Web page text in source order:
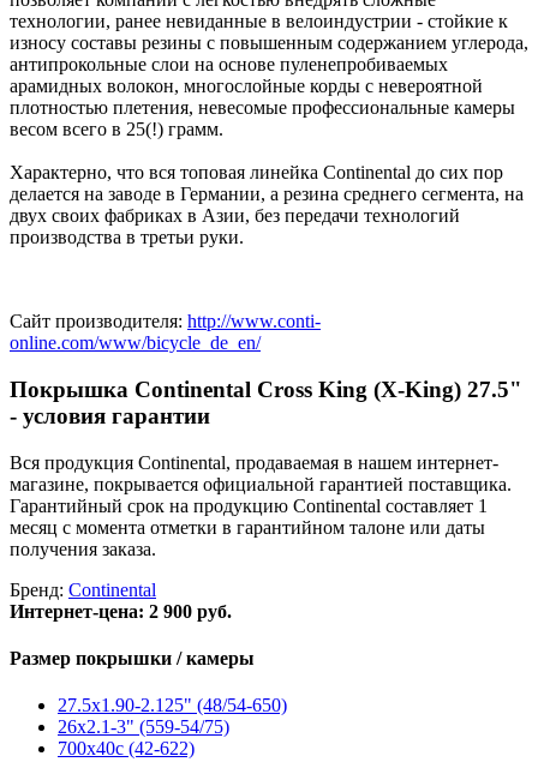
технологии, ранее невиданные в велоиндустрии - стойкие к
износу составы резины с повышенным содержанием углерода,
антипрокольные слои на основе пуленепробиваемых
арамидных волокон, многослойные корды с невероятной
плотностью плетения, невесомые профессиональные камеры
весом всего в 25(!) грамм.
Характерно, что вся топовая линейка Continental до сих пор
делается на заводе в Германии, а резина среднего сегмента, на
двух своих фабриках в Азии, без передачи технологий
производства в третьи руки.
Сайт производителя: http://www.conti-
online.com/www/bicycle_de_en/
Покрышка Continental Cross King (X-King) 27.5"
- условия гарантии
Вся продукция Continental, продаваемая в нашем интернет-
магазине, покрывается официальной гарантией поставщика.
Гарантийный срок на продукцию Continental составляет 1
месяц с момента отметки в гарантийном талоне или даты
получения заказа.
Бренд: Continental
Интернет-цена: 2 900 руб.
Размер покрышки / камеры
27.5x1.90-2.125" (48/54-650)
26x2.1-3" (559-54/75)
700x40c (42-622)